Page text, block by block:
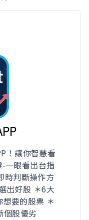
！讓你智慧看
一眼看出台指
時判斷操作方
出好股 ＊6大
要的股票 ＊
股優劣